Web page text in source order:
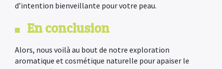
d’intention bienveillante pour votre peau.
En conclusion
Alors, nous voilà au bout de notre exploration
aromatique et cosmétique naturelle pour apaiser le